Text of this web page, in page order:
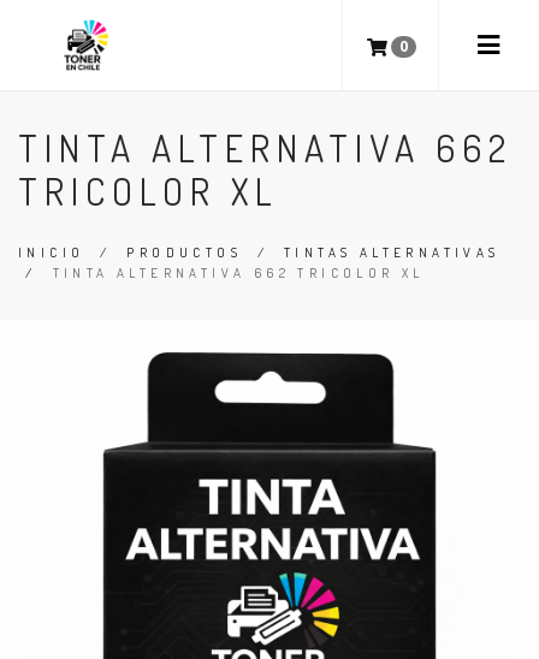
0
TINTA ALTERNATIVA 662
TRICOLOR XL
INICIO / PRODUCTOS /TINTAS ALTERNATIVAS
/ TINTA ALTERNATIVA 662 TRICOLOR XL